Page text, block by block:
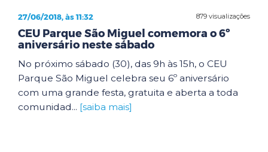
879 visualizações
27/06/2018, às 11:32
CEU Parque São Miguel comemora o 6º
aniversário neste sábado
No próximo sábado (30), das 9h às 15h, o CEU
Parque São Miguel celebra seu 6º aniversário
com uma grande festa, gratuita e aberta a toda
comunidad... [saiba mais]